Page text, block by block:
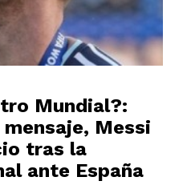
Mundial?:
Messi
tras la
ante España